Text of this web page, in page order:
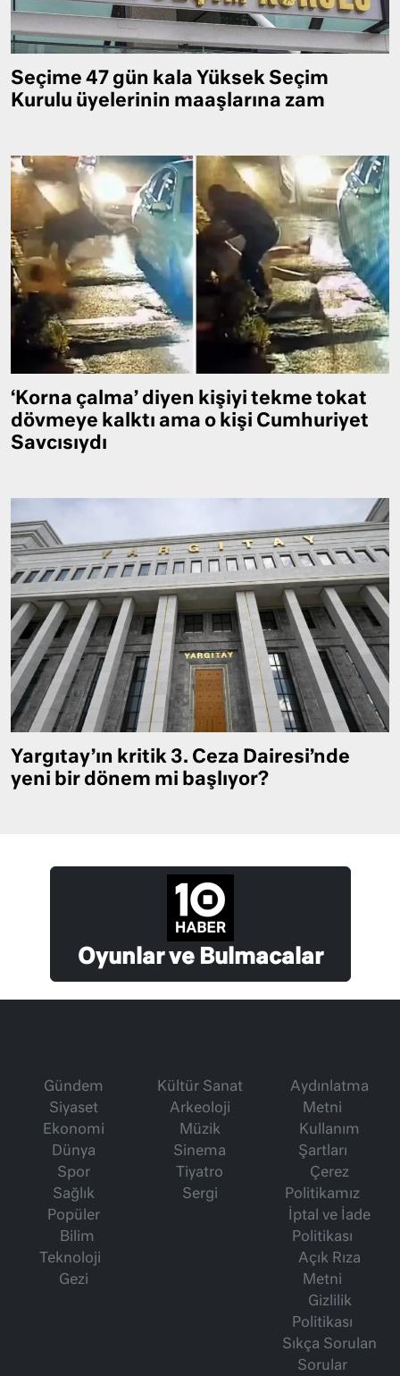
Seçime 47 gün kala Yüksek Seçim
Kurulu üyelerinin maaşlarına zam
‘Korna çalma’ diyen kişiyi tekme tokat
dövmeye kalktı ama o kişi Cumhuriyet
Savcısıydı
Yargıtay’ın kritik 3. Ceza Dairesi’nde
yeni bir dönem mi başlıyor?
Oyunlar ve Bulmacalar
Gündem
Siyaset
Ekonomi
Dünya
Spor
Sağlık
Popüler
Bilim
Teknoloji
Gezi
Kültür Sanat
Arkeoloji
Müzik
Sinema
Tiyatro
Sergi
Aydınlatma
Metni
Kullanım
Şartları
Çerez
Politikamız
İptal ve İade
Politikası
Açık Rıza
Metni
Gizlilik
Politikası
Sıkça Sorulan
Sorular